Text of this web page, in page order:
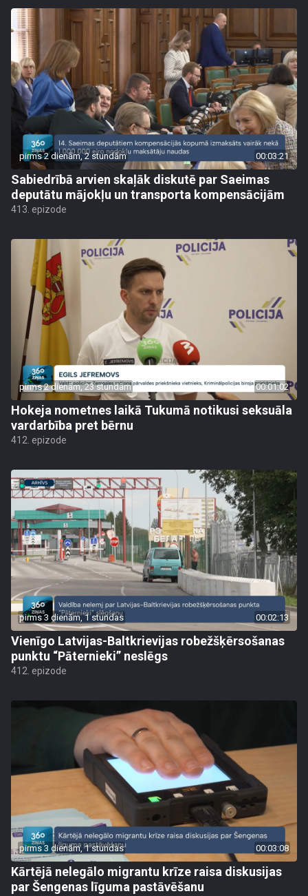
pirms 2 dienām, 2 stundām 00:03:21
Sabiedrībā arvien skaļāk diskutē par Saeimas
deputātu mājokļu un transporta kompensācijām
413. epizode
pirms 2 dienām, 23 stundām 00:01:02
Hokeja nometnes laikā Tukumā notikusi seksuāla
vardarbība pret bērnu
412. epizode
pirms 3 dienām, 1 stundas 00:02:13
Vienīgo Latvijas-Baltkrievijas robežšķērsošanas
punktu “Pāternieki” neslēgs
412. epizode
pirms 3 dienām, 1 stundas 00:03:08
Kārtējā nelegālo migrantu krīze raisa diskusijas
par Šengenas līguma pastāvēšanu